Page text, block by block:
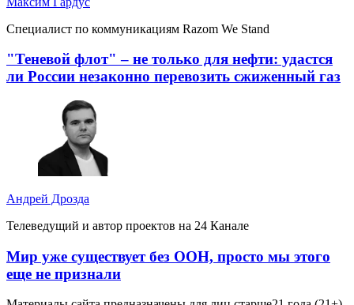
Специалист по коммуникациям Razom We Stand
"Теневой флот" – не только для нефти: удастся
ли России незаконно перевозить сжиженный газ
Андрей Дрозда
Телеведущий и автор проектов на 24 Канале
Мир уже существует без ООН, просто мы этого
еще не признали